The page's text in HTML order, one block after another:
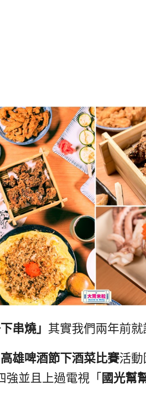
串燒」 其實我們兩年前就
高雄啤酒節下酒菜比賽活動
強並且上過電視「 國光幫